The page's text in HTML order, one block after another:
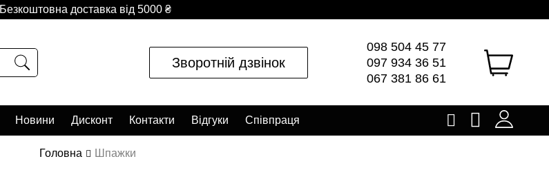
Безкоштовна доставка від 5000 ₴
Зворотній дзвінок
098 504 45 77
097 934 36 51
067 381 86 61
Новини Дисконт Контакти Відгуки Співпраця
Головна Шпажки